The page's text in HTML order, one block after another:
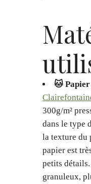
🐱
300g/m²
dans le type
la texture du
papier est
petits
granuleux,